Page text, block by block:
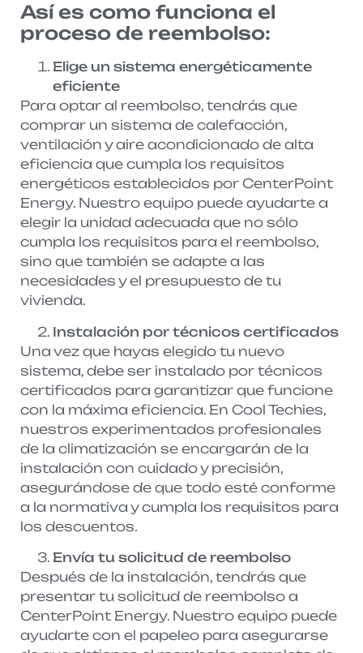
Así es como funciona el
proceso de reembolso:
Elige un sistema energéticamente
eficiente
Para optar al reembolso, tendrás que
comprar un sistema de calefacción,
ventilación y aire acondicionado de alta
eficiencia que cumpla los requisitos
energéticos establecidos por CenterPoint
Energy. Nuestro equipo puede ayudarte a
elegir la unidad adecuada que no sólo
cumpla los requisitos para el reembolso,
sino que también se adapte a las
necesidades y el presupuesto de tu
vivienda.
Instalación por técnicos certificados
Una vez que hayas elegido tu nuevo
sistema, debe ser instalado por técnicos
certificados para garantizar que funcione
con la máxima eficiencia. En Cool Techies,
nuestros experimentados profesionales
de la climatización se encargarán de la
instalación con cuidado y precisión,
asegurándose de que todo esté conforme
a la normativa y cumpla los requisitos para
los descuentos.
Envía tu solicitud de reembolso
Después de la instalación, tendrás que
presentar tu solicitud de reembolso a
CenterPoint Energy. Nuestro equipo puede
ayudarte con el papeleo para asegurarse